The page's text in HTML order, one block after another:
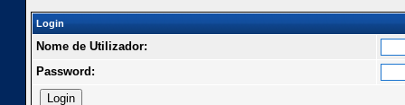
Login
Nome de Utilizador:
Password: